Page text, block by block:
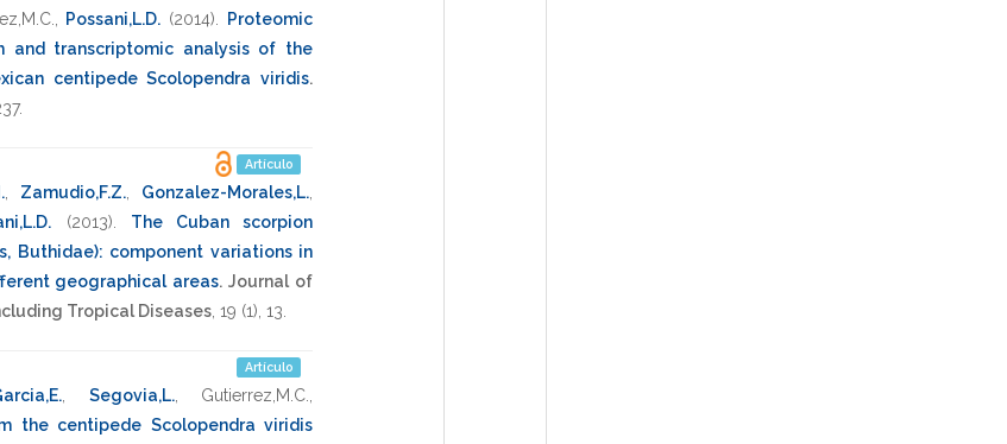
Possani,L.D. (2014)
Proteomic
and transcriptomic analysis of the
centipede Scolopendra viridis.
.
Artículo
Zamudio,F.Z. Gonzalez-Morales,L.
(2013)
The Cuban scorpion
Buthidae): component variations in
geographical areas. Journal of
Tropical Diseases 19 (1), 13
Artículo
Segovia,L., Gutierrez,M.C.
the centipede Scolopendra viridis